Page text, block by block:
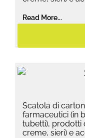
Read More...
Scatola di
farmaceutici (in
tubetti), prodotti
creme, sieri) e